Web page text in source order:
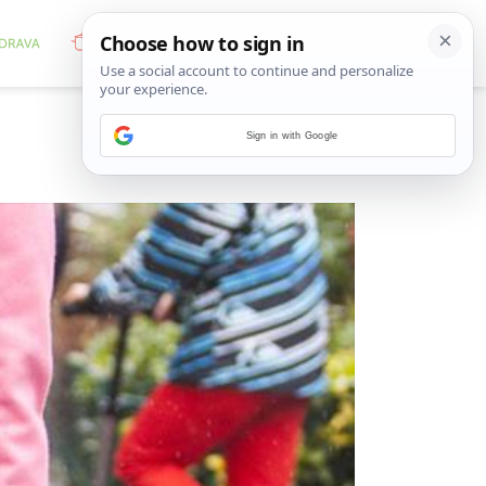
Sign in with Google